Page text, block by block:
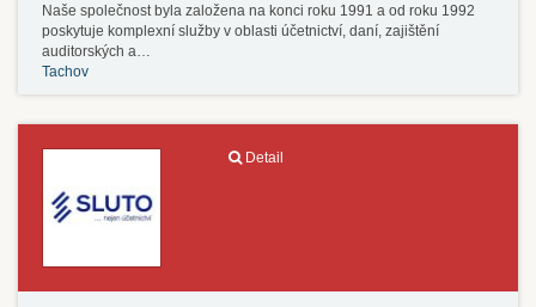
Naše společnost byla založena na konci roku 1991 a od roku 1992
poskytuje komplexní služby v oblasti účetnictví, daní, zajištění
auditorských a…
Tachov
Detail